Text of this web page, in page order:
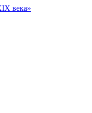
века»